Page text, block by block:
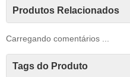
Produtos Relacionados
Carregando comentários ...
Tags do Produto